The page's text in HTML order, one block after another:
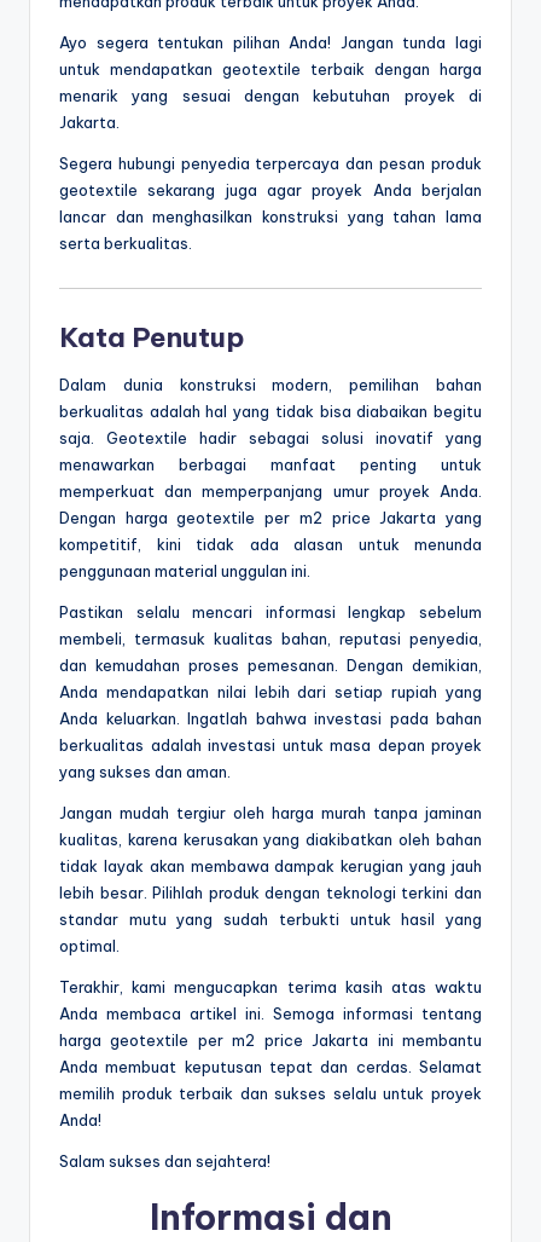
Ayo segera tentukan pilihan Anda! Jangan tunda lagi
untuk mendapatkan geotextile terbaik dengan harga
menarik yang sesuai dengan kebutuhan proyek di
Jakarta.
Segera hubungi penyedia terpercaya dan pesan produk
geotextile sekarang juga agar proyek Anda berjalan
lancar dan menghasilkan konstruksi yang tahan lama
serta berkualitas.
Kata Penutup
Dalam dunia konstruksi modern, pemilihan bahan
berkualitas adalah hal yang tidak bisa diabaikan begitu
saja. Geotextile hadir sebagai solusi inovatif yang
menawarkan berbagai manfaat penting untuk
memperkuat dan memperpanjang umur proyek Anda.
Dengan harga geotextile per m2 price Jakarta yang
kompetitif, kini tidak ada alasan untuk menunda
penggunaan material unggulan ini.
Pastikan selalu mencari informasi lengkap sebelum
membeli, termasuk kualitas bahan, reputasi penyedia,
dan kemudahan proses pemesanan. Dengan demikian,
Anda mendapatkan nilai lebih dari setiap rupiah yang
Anda keluarkan. Ingatlah bahwa investasi pada bahan
berkualitas adalah investasi untuk masa depan proyek
yang sukses dan aman.
Jangan mudah tergiur oleh harga murah tanpa jaminan
kualitas, karena kerusakan yang diakibatkan oleh bahan
tidak layak akan membawa dampak kerugian yang jauh
lebih besar. Pilihlah produk dengan teknologi terkini dan
standar mutu yang sudah terbukti untuk hasil yang
optimal.
Terakhir, kami mengucapkan terima kasih atas waktu
Anda membaca artikel ini. Semoga informasi tentang
harga geotextile per m2 price Jakarta ini membantu
Anda membuat keputusan tepat dan cerdas. Selamat
memilih produk terbaik dan sukses selalu untuk proyek
Anda!
Salam sukses dan sejahtera!
Informasi dan